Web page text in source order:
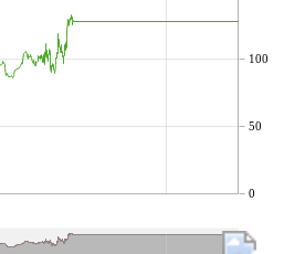
0
50
100